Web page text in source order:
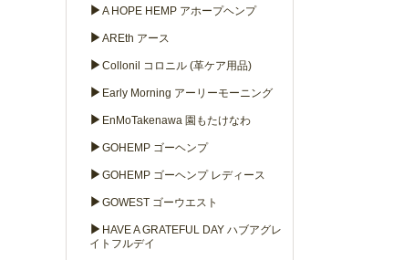
▶ A HOPE HEMP アホープヘンプ
▶ AREth アース
▶ Collonil コロニル (革ケア用品)
▶ Early Morning アーリーモーニング
▶ EnMoTakenawa 園もたけなわ
▶ GOHEMP ゴーヘンプ
▶ GOHEMP ゴーヘンプ レディース
▶ GOWEST ゴーウエスト
▶ HAVE A GRATEFUL DAY ハブアグレ
イトフルデイ